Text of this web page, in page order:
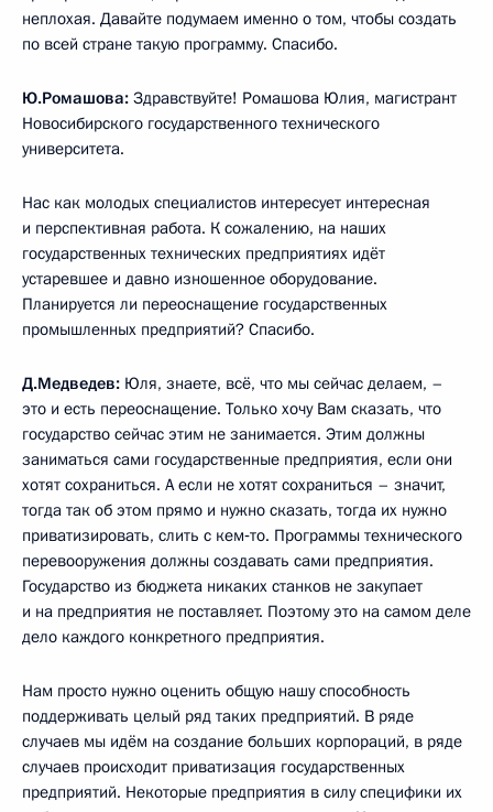
неплохая. Давайте подумаем именно о том, чтобы создать
по всей стране такую программу. Спасибо.
Ю.Ромашова: Здравствуйте! Ромашова Юлия, магистрант
Новосибирского государственного технического
университета.
Нас как молодых специалистов интересует интересная
и перспективная работа. К сожалению, на наших
государственных технических предприятиях идёт
устаревшее и давно изношенное оборудование.
Планируется ли переоснащение государственных
промышленных предприятий? Спасибо.
Д.Медведев: Юля, знаете, всё, что мы сейчас делаем, –
это и есть переоснащение. Только хочу Вам сказать, что
государство сейчас этим не занимается. Этим должны
заниматься сами государственные предприятия, если они
хотят сохраниться. А если не хотят сохраниться – значит,
тогда так об этом прямо и нужно сказать, тогда их нужно
приватизировать, слить с кем‑то. Программы технического
перевооружения должны создавать сами предприятия.
Государство из бюджета никаких станков не закупает
и на предприятия не поставляет. Поэтому это на самом деле
дело каждого конкретного предприятия.
Нам просто нужно оценить общую нашу способность
поддерживать целый ряд таких предприятий. В ряде
случаев мы идём на создание больших корпораций, в ряде
случаев происходит приватизация государственных
предприятий. Некоторые предприятия в силу специфики их